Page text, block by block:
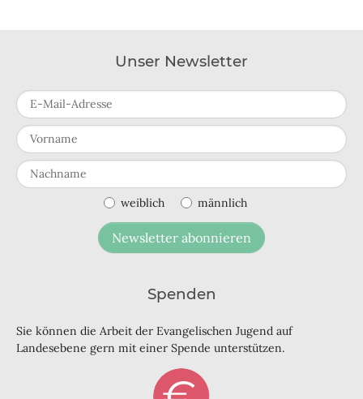
Unser Newsletter
weiblich männlich
Newsletter abonnieren
Spenden
Sie können die Arbeit der Evangelischen Jugend auf
Landesebene gern mit einer Spende unterstützen.